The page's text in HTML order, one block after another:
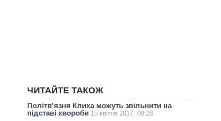
ЧИТАЙТЕ ТАКОЖ
Політв'язня Клиха можуть звільнити на
підставі хвороби 15 квітня 2017, 09:28